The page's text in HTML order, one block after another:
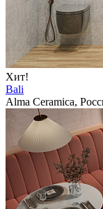
Хит!
Bali
Alma Ceramica,